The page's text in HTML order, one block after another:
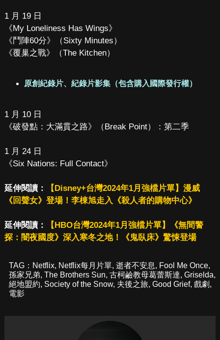
1 月 19 日
《My Loneliness Has Wings》
《鬥陣60分》（Sixty Minutes）
《覆巢之戰》（The Kitchen）
原創紀錄片、紀錄片影集（包含購入國際發行權）
1 月 10 日
《破發點：大滿貫之路》（Break Point）：第二季
1 月 24 日
《Six Nations: Full Contact》
延伸閱讀：
【Disney+台灣2024年1月強檔片單】漫威
《回聲女》登場！李棟旭走入《殺人者的購物中心》
延伸閱讀：
【HBO台灣2024年1月強檔片單】《無間警
探：闇夜國度》深入寒冬之地！《鬼臥床》驚悚登場
TAG： Netflix, Netflix每月片單, 逝者不安息, Fool Me Once,
孫家兄弟, The Brothers Sun, 古柯鹼教母葛蕾斯達, Griselda,
絕地盟約, Society of the Snow, 夫後之旅, Good Grief, 戲劇 ,
電影